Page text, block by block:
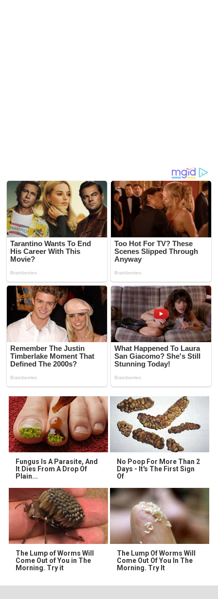
Fungus Is A Parasite, And
It Dies From A Drop Of
Plain...
No Poop For More Than 2
Days - It's The First Sign
Of
The Lump of Worms Will
Come Out of You in The
Morning. Try it
The Lump Of Worms Will
Come Out Of You In The
Morning. Try It